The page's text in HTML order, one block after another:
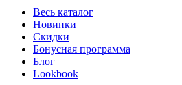
Весь каталог
Новинки
Скидки
Бонусная программа
Блог
Lookbook